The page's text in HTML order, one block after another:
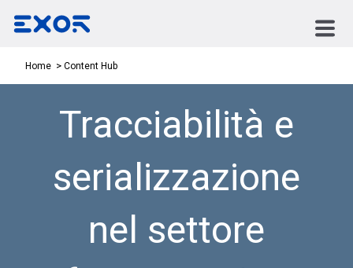
Home Content Hub
Tracciabilità e
serializzazione
nel settore